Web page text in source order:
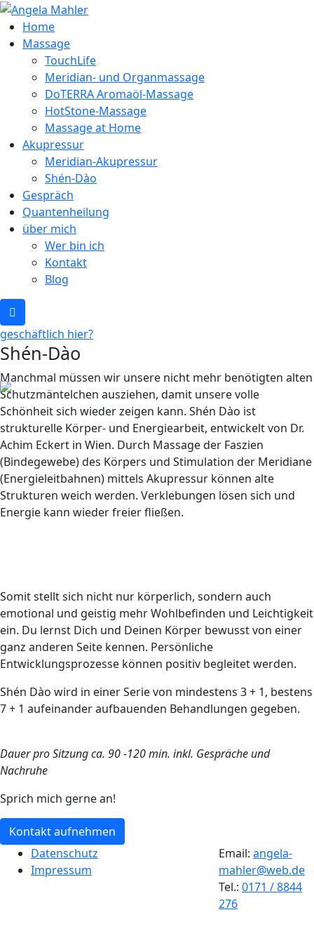
Home
Massage
TouchLife
Meridian- und Organmassage
DoTERRA Aromaöl-Massage
HotStone-Massage
Massage at Home
Akupressur
Meridian-Akupressur
Shén-Dào
Gespräch
Quantenheilung
über mich
Wer bin ich
Kontakt
Blog
geschäftlich hier?
Shén-Dào
Manchmal müssen wir unsere nicht mehr benötigten alten
Schutzmäntelchen ausziehen, damit unsere volle
Schönheit sich wieder zeigen kann. Shén Dào ist
strukturelle Körper- und Energiearbeit, entwickelt von Dr.
Achim Eckert in Wien. Durch Massage der Faszien
(Bindegewebe) des Körpers und Stimulation der Meridiane
(Energieleitbahnen) mittels Akupressur können alte
Strukturen weich werden. Verklebungen lösen sich und
Energie kann wieder freier fließen.
Somit stellt sich nicht nur körperlich, sondern auch
emotional und geistig mehr Wohlbefinden und Leichtigkeit
ein. Du lernst Dich und Deinen Körper bewusst von einer
ganz anderen Seite kennen. Persönliche
Entwicklungsprozesse können positiv begleitet werden.
Shén Dào wird in einer Serie von mindestens 3 + 1, bestens
7 + 1 aufeinander aufbauenden Behandlungen gegeben.
Dauer pro Sitzung ca. 90 -120 min. inkl. Gespräche und
Nachruhe
Sprich mich gerne an!
Kontakt aufnehmen
Datenschutz
Impressum
Email: angela-
mahler@web.de
Tel.: 0171 / 8844
276